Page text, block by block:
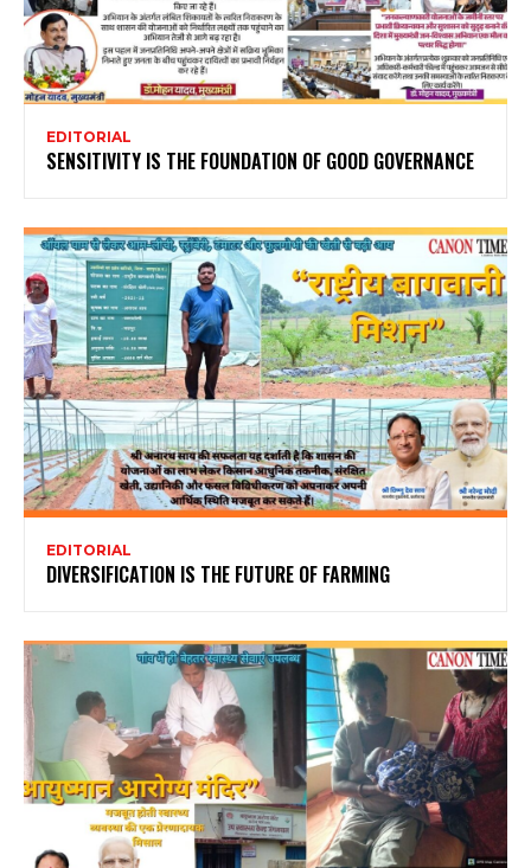
EDITORIAL
SENSITIVITY IS THE FOUNDATION OF GOOD GOVERNANCE
EDITORIAL
DIVERSIFICATION IS THE FUTURE OF FARMING